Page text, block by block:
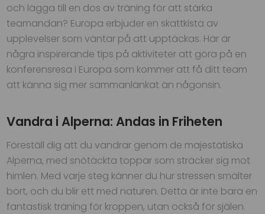
och lägga till en dos av träning för att stärka
teamandan? Europa erbjuder en skattkista av
upplevelser som väntar på att upptäckas. Här är
några inspirerande tips på aktiviteter att göra på en
konferensresa i Europa som kommer att få ditt team
att känna sig mer sammanlänkat än någonsin.
Vandra i Alperna: Andas in Friheten
Föreställ dig att du vandrar genom de majestätiska
Alperna, med snötäckta toppar som sträcker sig mot
himlen. Med varje steg känner du hur stressen smälter
bort, och du blir ett med naturen. Detta är inte bara en
fantastisk träning för kroppen, utan också för själen.